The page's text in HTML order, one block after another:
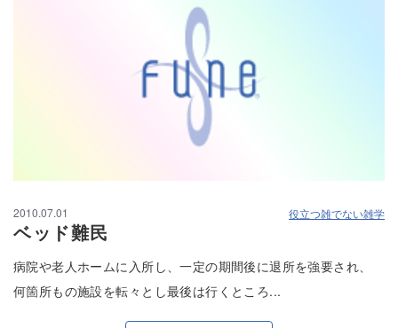
2010.07.01 役立つ雑でない雑学
ベッド難民
病院や老人ホームに入所し、一定の期間後に退所を強要され、
何箇所もの施設を転々とし最後は行くところ...